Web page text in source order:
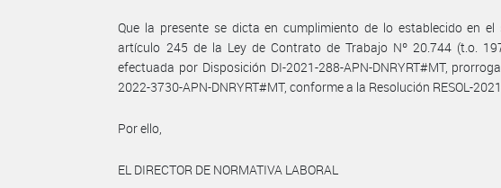
Que la presente se dicta en cumplimiento de lo establecido en el
artículo 245 de la Ley de Contrato de Trabajo Nº 20.744 (t.o.
efectuada por Disposición DI-2021-288-APN-DNRYRT#MT,
2022-3730-APN-DNRYRT#MT, conforme a la Resolución RESOL-
Por ello,
EL DIRECTOR DE NORMATIVA LABORAL